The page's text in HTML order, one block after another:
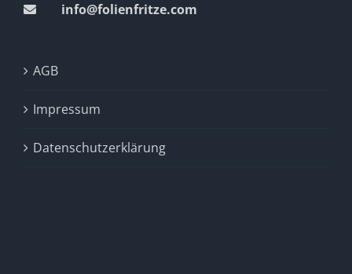
info@folienfritze.com
AGB
Impressum
Datenschutzerklärung